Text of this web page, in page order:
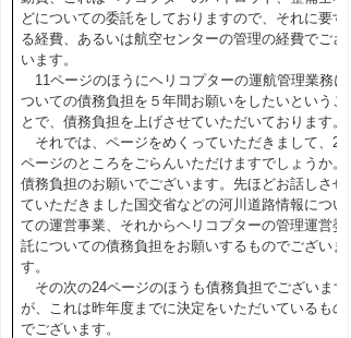
どについての委託をしておりますので、それに要す
る経費、あるいは航空センターの管理の経費でござ
います。
11ページのほうにヘリコプターの運航管理業務に
ついての債務負担を５年間お願いをしたいというこ
とで、債務負担を上げさせていただいております。
それでは、ページをめくっていただきまして、23
ページのところをごらんいただけますでしょうか。
債務負担のお願いでございます。先ほどお話しさせ
ていただきました国交省などの河川道路情報につい
ての運営事業、それからヘリコプターの管理運営委
託についての債務負担をお願いするものでございま
す。
その次の24ページのほうも債務負担でございます
が、これは昨年度までに決定をいただいているもの
でございます。